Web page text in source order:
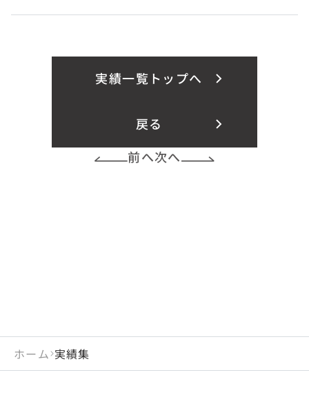
実績一覧トップへ
戻る
前へ次へ
ホーム 実績集